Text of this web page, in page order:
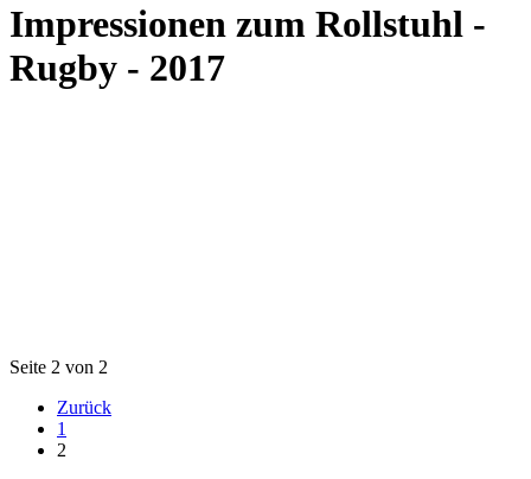
Impressionen zum Rollstuhl -
Rugby - 2017
Seite 2 von 2
Zurück
1
2